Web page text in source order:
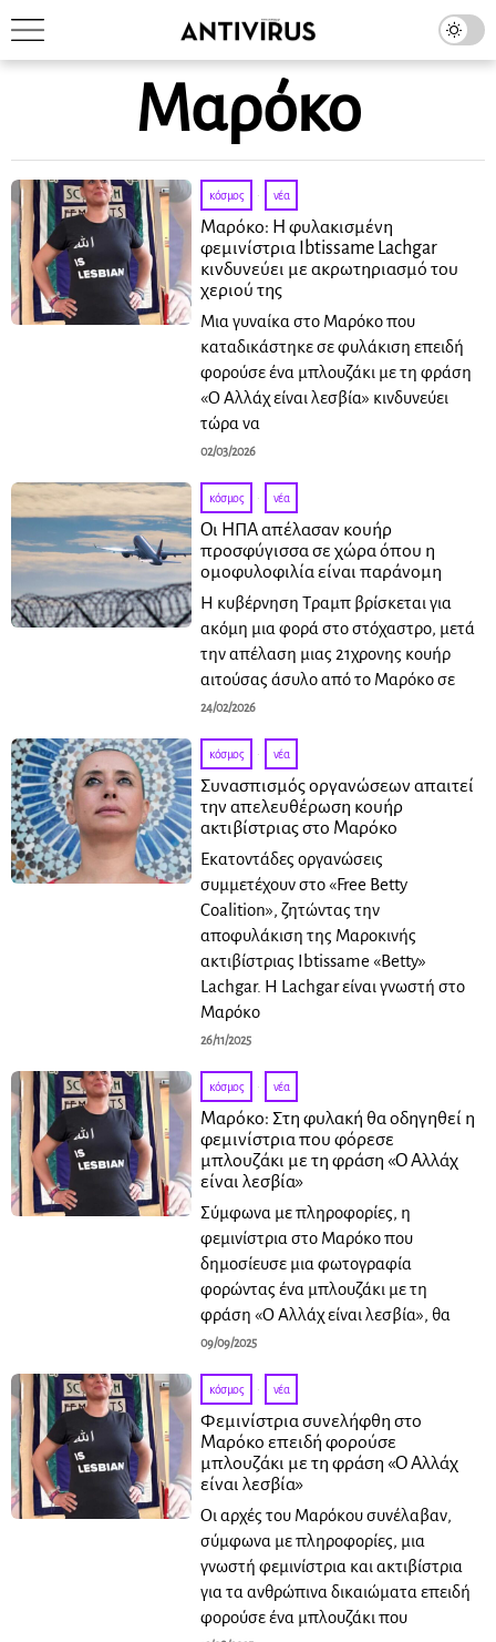
Μαρόκο
κόσμος · νέα
Μαρόκο: Η φυλακισμένη
φεμινίστρια Ibtissame Lachgar
κινδυνεύει με ακρωτηριασμό του
χεριού της
Μια γυναίκα στο Μαρόκο που
καταδικάστηκε σε φυλάκιση επειδή
φορούσε ένα μπλουζάκι με τη φράση
«Ο Αλλάχ είναι λεσβία» κινδυνεύει
τώρα να
02/03/2026
κόσμος · νέα
Οι ΗΠΑ απέλασαν κουήρ
προσφύγισσα σε χώρα όπου η
ομοφυλοφιλία είναι παράνομη
Η κυβέρνηση Τραμπ βρίσκεται για
ακόμη μια φορά στο στόχαστρο, μετά
την απέλαση μιας 21χρονης κουήρ
αιτούσας άσυλο από το Μαρόκο σε
24/02/2026
κόσμος · νέα
Συνασπισμός οργανώσεων απαιτεί
την απελευθέρωση κουήρ
ακτιβίστριας στο Μαρόκο
Εκατοντάδες οργανώσεις
συμμετέχουν στο «Free Betty
Coalition», ζητώντας την
αποφυλάκιση της Μαροκινής
ακτιβίστριας Ibtissame «Betty»
Lachgar. Η Lachgar είναι γνωστή στο
Μαρόκο
26/11/2025
κόσμος · νέα
Μαρόκο: Στη φυλακή θα οδηγηθεί η
φεμινίστρια που φόρεσε
μπλουζάκι με τη φράση «Ο Αλλάχ
είναι λεσβία»
Σύμφωνα με πληροφορίες, η
φεμινίστρια στο Μαρόκο που
δημοσίευσε μια φωτογραφία
φορώντας ένα μπλουζάκι με τη
φράση «Ο Αλλάχ είναι λεσβία», θα
09/09/2025
κόσμος · νέα
Φεμινίστρια συνελήφθη στο
Μαρόκο επειδή φορούσε
μπλουζάκι με τη φράση «Ο Αλλάχ
είναι λεσβία»
Οι αρχές του Μαρόκου συνέλαβαν,
σύμφωνα με πληροφορίες, μια
γνωστή φεμινίστρια και ακτιβίστρια
για τα ανθρώπινα δικαιώματα επειδή
φορούσε ένα μπλουζάκι που